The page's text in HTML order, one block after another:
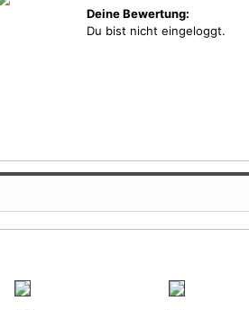
Deine Bewertung:
Du bist nicht eingeloggt.